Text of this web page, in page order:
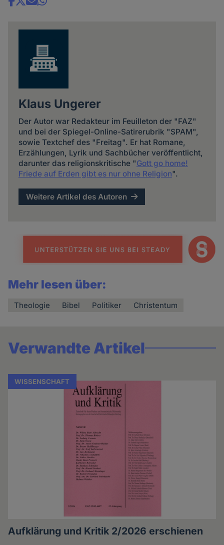
Share
Klaus Ungerer
Der Autor war Redakteur im Feuilleton der "FAZ"
und bei der Spiegel-Online-Satirerubrik "SPAM",
sowie Textchef des "Freitag". Er hat Romane,
Erzählungen, Lyrik und Sachbücher veröffentlicht,
darunter das religionskritische "Gott go home!
Friede auf Erden gibt es nur ohne Religion".
Weitere Artikel des Autoren
Mehr lesen über:
Theologie Bibel Politiker Christentum
Verwandte Artikel
WISSENSCHAFT
Aufklärung und Kritik 2/2026 erschienen